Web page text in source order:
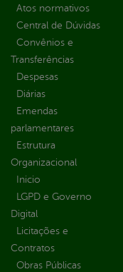
Atos normativos
Central de Dúvidas
Convênios e
Transferências
Despesas
Diárias
Emendas
parlamentares
Estrutura
Organizacional
Inicio
LGPD e Governo
Digital
Licitações e
Contratos
Obras Públicas